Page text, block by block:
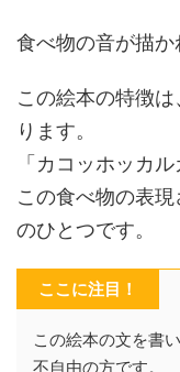
食べ物の音が描か
この絵本の特徴
ります。
「カコッホッカ
この食べ物の表
のひとつです。
ここに注目！
この絵本の文を書
不自由の方です。